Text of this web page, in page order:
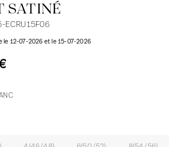
en France
SATINÉ
ECRU15F06
le 12-07-2026 et le 15-07-2026